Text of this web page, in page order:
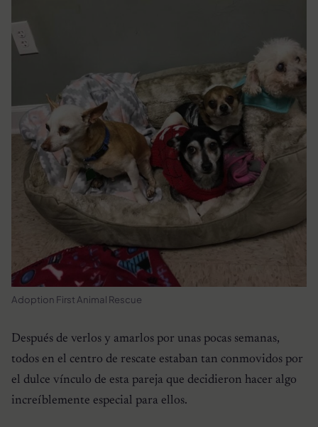
Adoption First Animal Rescue
Después de verlos y amarlos por unas pocas semanas,
todos en el centro de rescate estaban tan conmovidos por
el dulce vínculo de esta pareja que decidieron hacer algo
increíblemente especial para ellos.